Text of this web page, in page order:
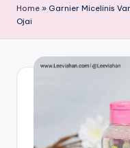
Home » Garnier Micelinis
Ojai